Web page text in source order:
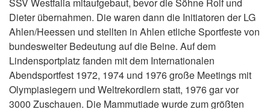
Dieter übernahmen. Die waren dann die Initiatoren der LG
Ahlen/Heessen und stellten in Ahlen etliche Sportfeste von
bundesweiter Bedeutung auf die Beine. Auf dem
Lindensportplatz fanden mit dem Internationalen
Abendsportfest 1972, 1974 und 1976 große Meetings mit
Olympiasiegern und Weltrekordlern statt, 1976 gar vor
3000 Zuschauen. Die Mammutiade wurde zum größten